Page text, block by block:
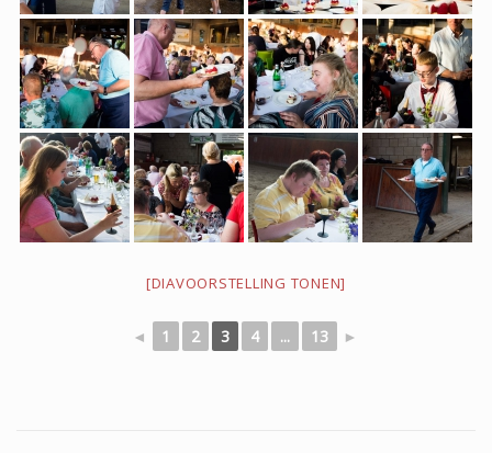
2023
2021
Kerst 2021
2020
[DIAVOORSTELLING TONEN]
◄ 1 2 3 4 ... 13 ►